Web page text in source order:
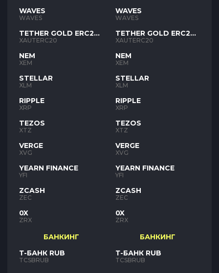
WAVES
WAVES
TETHER GOLD ERC20
XAUT
XAUTERC20
NEM
XEM
STELLAR
XLM
RIPPLE
XRP
TEZOS
XTZ
VERGE
XVG
YEARN FINANCE
YFI
ZCASH
ZEC
0X
ZRX
БАНКИНГ
Т-БАНК RUB
TCSBRUB
WAVES
WAVES
TETHER GOLD ERC20
XAUT
XAUTERC20
NEM
XEM
STELLAR
XLM
RIPPLE
XRP
TEZOS
XTZ
VERGE
XVG
YEARN FINANCE
YFI
ZCASH
ZEC
0X
ZRX
БАНКИНГ
Т-БАНК RUB
TCSBRUB